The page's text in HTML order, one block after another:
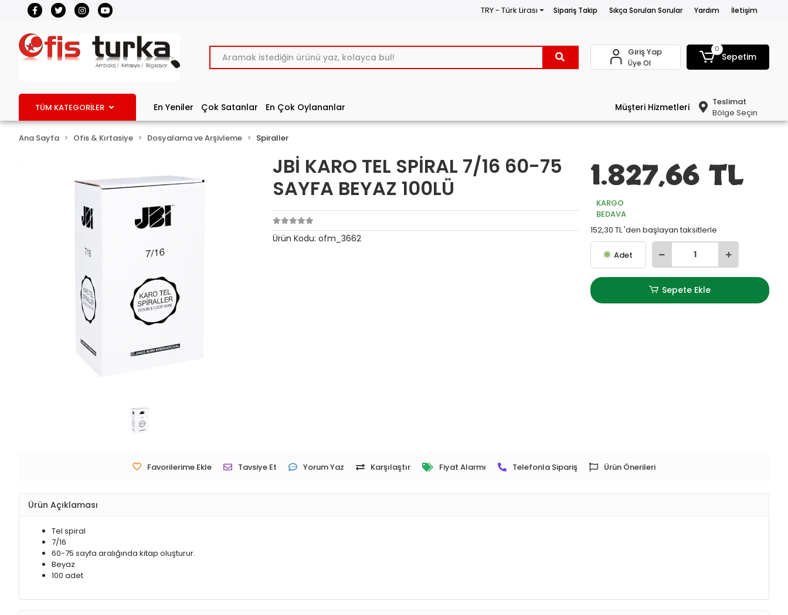
TRY - Türk Lirası Sipariş Takip Sıkça Sorulan Sorular Yardım İletişim
Giriş Yap
Üye Ol
0
Sepetim
TÜM KATEGORİLER En Yeniler Çok Satanlar En Çok Oylananlar Müşteri Hizmetleri
Teslimat
Bölge Seçin
Ana Sayfa Ofis & Kırtasiye Dosyalama ve Arşivleme Spiraller
JBİ KARO TEL SPİRAL 7/16 60-75
SAYFA BEYAZ 100LÜ
Ürün Kodu:ofm_3662
1.827,66 TL
KARGO
BEDAVA
152,30 TL 'den başlayan taksitlerle
Adet
Sepete Ekle
Favorilerime Ekle Tavsiye Et Yorum Yaz Karşılaştır Fiyat Alarmı Telefonla Sipariş Ürün Önerileri
Ürün Açıklaması
Tel spiral
7/16
60-75 sayfa aralığında kitap oluşturur.
Beyaz
100 adet